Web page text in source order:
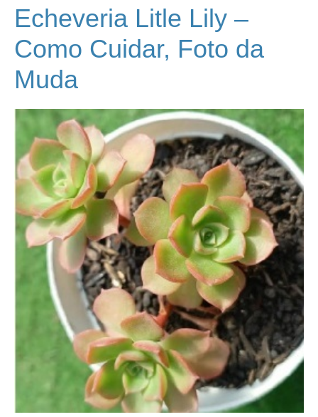
Echeveria Litle Lily –
Como Cuidar, Foto da
Muda